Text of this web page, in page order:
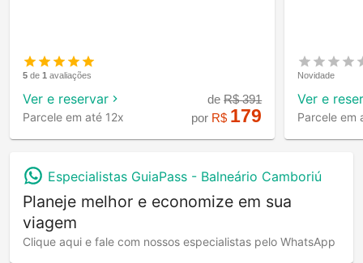
5 de 1 avaliações
Ver e reservar
Parcele em até 12x
deR$391
por R$ 179
Novidade
Ver e
Parcele em
Especialistas GuiaPass - Balneário Camboriú
Planeje melhor e economize em sua
viagem
Clique aqui e fale com nossos especialistas pelo WhatsApp